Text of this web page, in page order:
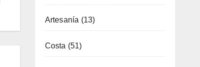
Artesanía (13)
Costa (51)